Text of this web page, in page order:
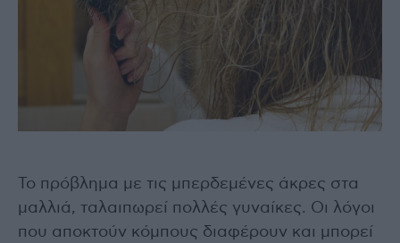
Το πρόβλημα με τις μπερδεμένες άκρες στα
μαλλιά, ταλαιπωρεί πολλές γυναίκες. Οι λόγοι
που αποκτούν κόμπους διαφέρουν και μπορεί